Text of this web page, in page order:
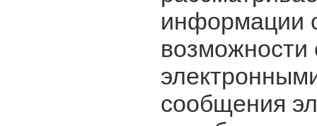
информации
возможности
сообщения